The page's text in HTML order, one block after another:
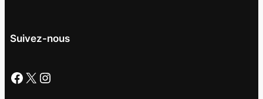
Suivez-nous
Facebook X Instagram